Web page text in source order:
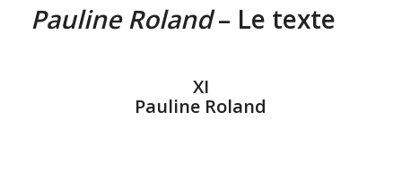
Pauline Roland– Le texte
XI
Pauline Roland